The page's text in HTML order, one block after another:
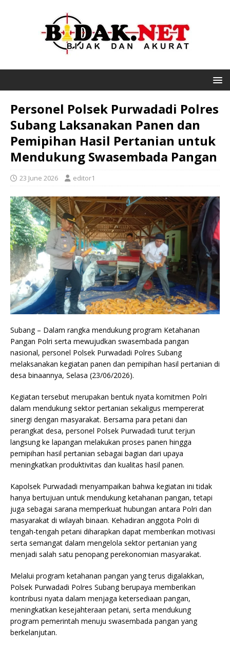
Personel Polsek Purwadadi Polres
Subang Laksanakan Panen dan
Pemipihan Hasil Pertanian untuk
Mendukung Swasembada Pangan
23 June 2026 editor1
Subang – Dalam rangka mendukung program Ketahanan
Pangan Polri serta mewujudkan swasembada pangan
nasional, personel Polsek Purwadadi Polres Subang
melaksanakan kegiatan panen dan pemipihan hasil pertanian di
desa binaannya, Selasa (23/06/2026).
Kegiatan tersebut merupakan bentuk nyata komitmen Polri
dalam mendukung sektor pertanian sekaligus mempererat
sinergi dengan masyarakat. Bersama para petani dan
perangkat desa, personel Polsek Purwadadi turut terjun
langsung ke lapangan melakukan proses panen hingga
pemipihan hasil pertanian sebagai bagian dari upaya
meningkatkan produktivitas dan kualitas hasil panen.
Kapolsek Purwadadi menyampaikan bahwa kegiatan ini tidak
hanya bertujuan untuk mendukung ketahanan pangan, tetapi
juga sebagai sarana memperkuat hubungan antara Polri dan
masyarakat di wilayah binaan. Kehadiran anggota Polri di
tengah-tengah petani diharapkan dapat memberikan motivasi
serta semangat dalam mengelola sektor pertanian yang
menjadi salah satu penopang perekonomian masyarakat.
Melalui program ketahanan pangan yang terus digalakkan,
Polsek Purwadadi Polres Subang berupaya memberikan
kontribusi nyata dalam menjaga ketersediaan pangan,
meningkatkan kesejahteraan petani, serta mendukung
program pemerintah menuju swasembada pangan yang
berkelanjutan.